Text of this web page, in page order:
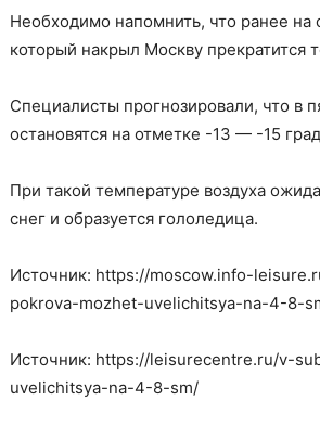
Необходимо напомнить, что ранее на
который накрыл Москву прекратится
Специалисты прогнозировали, что в
остановятся на отметке -13 — -15
При такой температуре воздуха
снег и образуется гололедица.
Источник: https://moscow.info-
pokrova-mozhet-uvelichitsya-na-4-8-
Источник: https://leisurecentre.ru/v-
uvelichitsya-na-4-8-sm/